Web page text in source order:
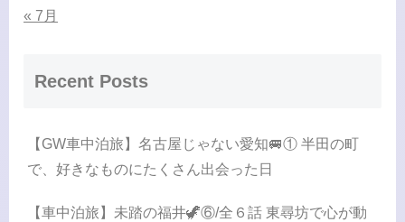
« 7月
Recent Posts
【GW車中泊旅】名古屋じゃない愛知🚐① 半田の町
で、好きなものにたくさん出会った日
【車中泊旅】未踏の福井🦖⑥/全６話 東尋坊で心が動